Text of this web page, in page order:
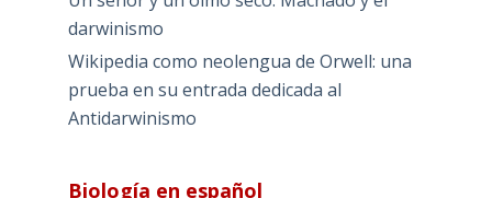
darwinismo
Wikipedia como neolengua de Orwell: una
prueba en su entrada dedicada al
Antidarwinismo
Biología en español